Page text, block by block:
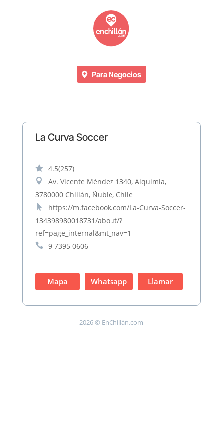
Para Negocios
La Curva Soccer
 4.5(257)

Av. Vicente Méndez 1340, Alquimia,
3780000 Chillán, Ñuble, Chile

https://m.facebook.com/La-Curva-Soccer-
134398980018731/about/?
ref=page_internal&mt_nav=1
 9 7395 0606
Mapa Whatsapp Llamar
2026 © EnChillán.com